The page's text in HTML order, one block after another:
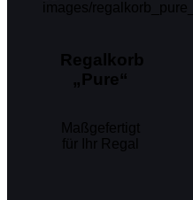
Regalkorb
„Pure“
Maßgefertigt
für Ihr Regal